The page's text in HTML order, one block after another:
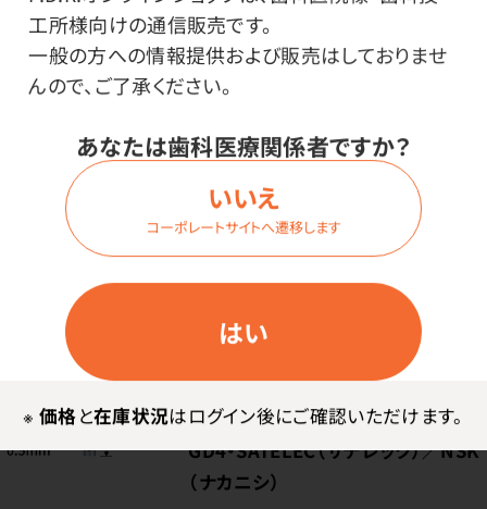
工所様向けの通信販売です。
一般の方への情報提供および販売はしておりませ
んので、ご了承ください。
あなたは歯科医療関係者ですか？
はい
いいえ
コーポレートサイトへ遷移します
※ 価格と在庫状況はログイン後にご確認いただけます。
GD3・SATELEC（サテレック）／NSK
（ナカニシ）
価格はログイン後表示
ログイン
在庫：○
型・対応機種：
GD4・SATELEC（サテレック）／NSK
（ナカニシ）